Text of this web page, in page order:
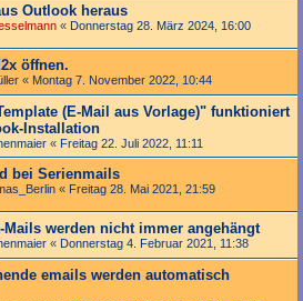
Outlook heraus
« Donnerstag 28. März 2024, 16:00
öffnen.
« Montag 7. November 2022, 10:44
(E-Mail aus Vorlage)" funktioniert
Installation
« Freitag 22. Juli 2022, 11:11
bei Serienmails
« Freitag 28. Mai 2021, 21:59
Mails werden nicht immer angehängt
« Donnerstag 4. Februar 2021, 11:38
emails werden automatisch